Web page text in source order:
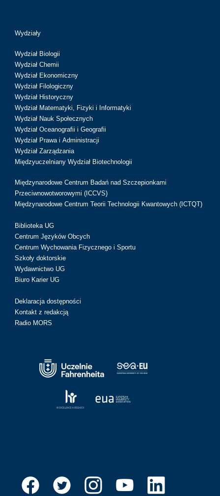
Wydziały
Wydział Biologii
Wydział Chemii
Wydział Ekonomiczny
Wydział Filologiczny
Wydział Historyczny
Wydział Matematyki, Fizyki i Informatyki
Wydział Nauk Społecznych
Wydział Oceanografii i Geografii
Wydział Prawa i Administracji
Wydział Zarządzania
Międzyuczelniany Wydział Biotechnologii
Międzynarodowe Centrum Badań nad Szczepionkami
Przeciwnowotworowymi (ICCVS)
Międzynarodowe Centrum Teorii Technologii Kwantowych (ICTQT)
Biblioteka UG
Centrum Języków Obcych
Centrum Wychowania Fizycznego i Sportu
Szkoły doktorskie
Wydawnictwo UG
Biuro Karier UG
Deklaracja dostępności
Kontakt z redakcją
Radio MORS